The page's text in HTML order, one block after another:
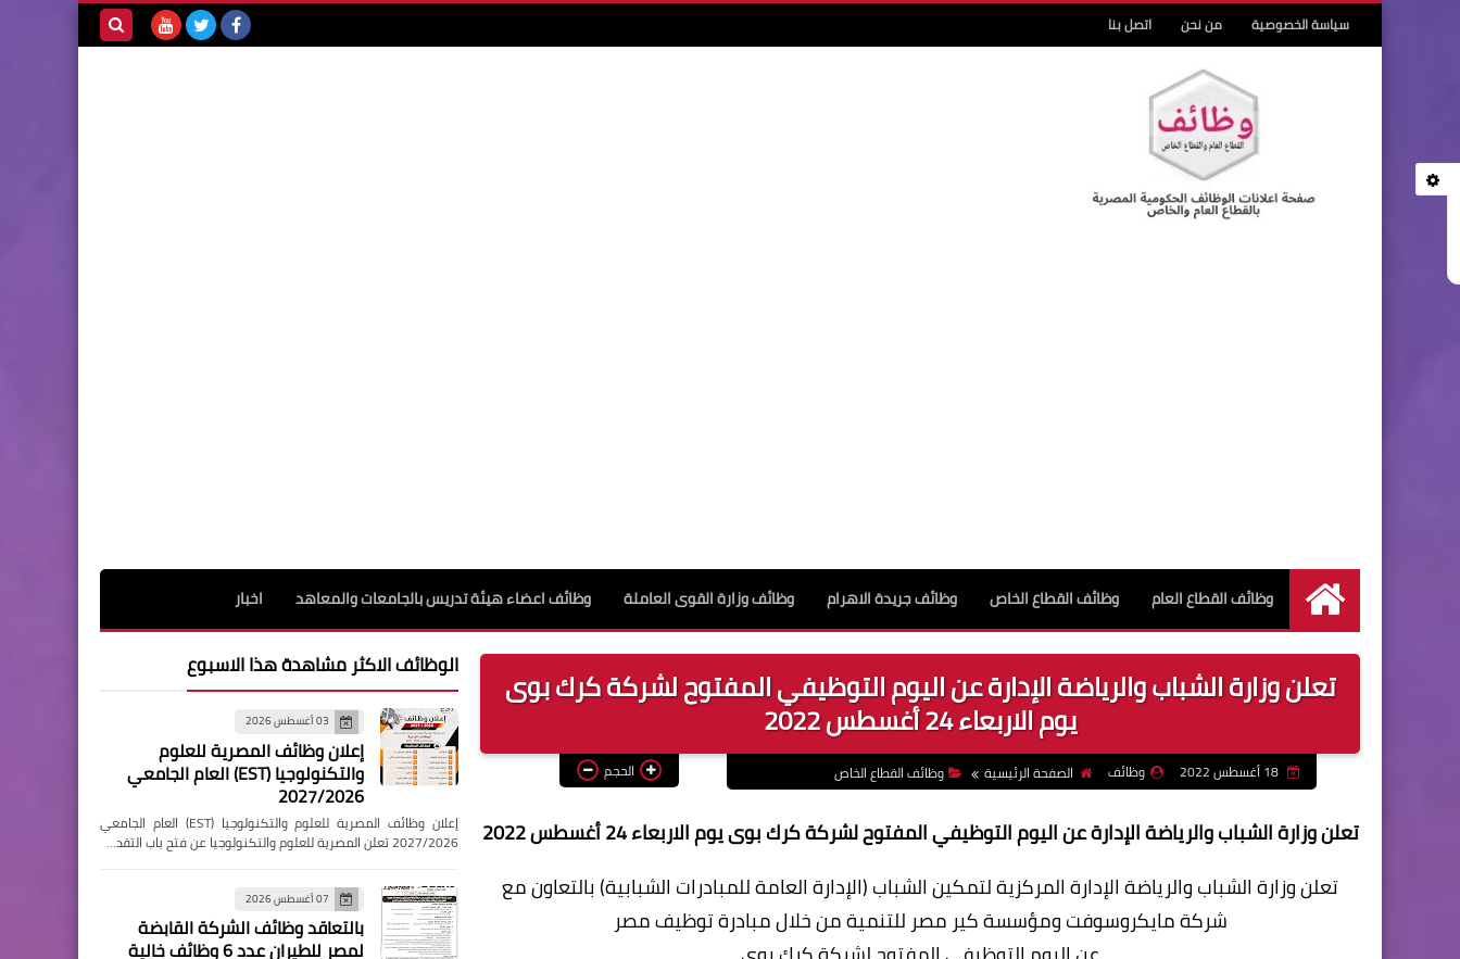
سياسة الخصوصية من نحن اتصل بنا
الرئيسية
وظائف القطاع العام وظائف القطاع الخاص وظائف جريدة الاهرام وظائف وزارة القوى العاملة وظائف اعضاء هيئة تدريس بالجامعات والمعاهد اخبار
تعلن وزارة الشباب والرياضة الإدارة عن اليوم التوظيفي المفتوح لشركة كرك بوى
يوم الاربعاء 24 أغسطس 2022
18 أغسطس 2022 وظائف الصفحة الرئيسية وظائف القطاع الخاص الحجم
تعلن وزارة الشباب والرياضة الإدارة عن اليوم التوظيفي المفتوح لشركة كرك بوى يوم الاربعاء 24 أغسطس 2022
تعلن وزارة الشباب والرياضة الإدارة المركزية لتمكين الشباب (الإدارة العامة للمبادرات الشبابية) بالتعاون مع
شركة مايكروسوفت ومؤسسة كير مصر للتنمية من خلال مبادرة توظيف مصر
الوظائف الاكثر مشاهدة هذا الاسبوع
03 أغسطس 2026
إعلان وظائف المصرية للعلوم
والتكنولوجيا (EST) العام الجامعي
2027/2026
إعلان وظائف المصرية للعلوم والتكنولوجيا (EST) العام الجامعي
2027/2026 تعلن المصرية للعلوم والتكنولوجيا عن فتح باب التقد…
07 أغسطس 2026
بالتعاقد وظائف الشركة القابضة
لمصر للطيران عدد 6 وظائف خالية